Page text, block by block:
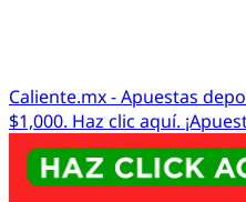
Caliente.mx - Apuestas
$1,000. Haz clic aquí.